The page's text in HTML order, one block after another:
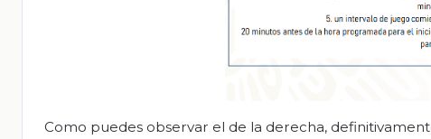
Como puedes observar el de la derecha,